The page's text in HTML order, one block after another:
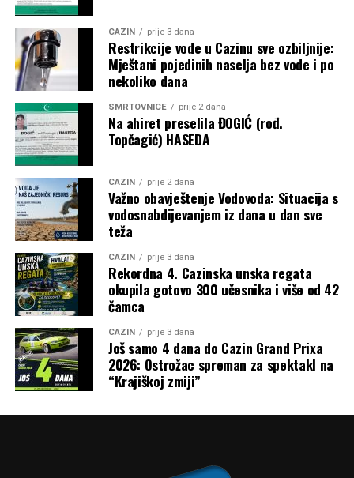
CAZIN prije 3 dana
Restrikcije vode u Cazinu sve ozbiljnije:
Mještani pojedinih naselja bez vode i po
nekoliko dana
SMRTOVNICE prije 2 dana
Na ahiret preselila ĐOGIĆ (rođ.
Topčagić) HASEDA
CAZIN prije 2 dana
Važno obavještenje Vodovoda: Situacija s
vodosnabdijevanjem iz dana u dan sve
teža
CAZIN prije 3 dana
Rekordna 4. Cazinska unska regata
okupila gotovo 300 učesnika i više od 42
čamca
CAZIN prije 3 dana
Još samo 4 dana do Cazin Grand Prixa
2026: Ostrožac spreman za spektakl na
“Krajiškoj zmiji”